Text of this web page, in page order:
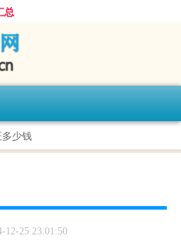
总
少钱
12-25 23:01:50